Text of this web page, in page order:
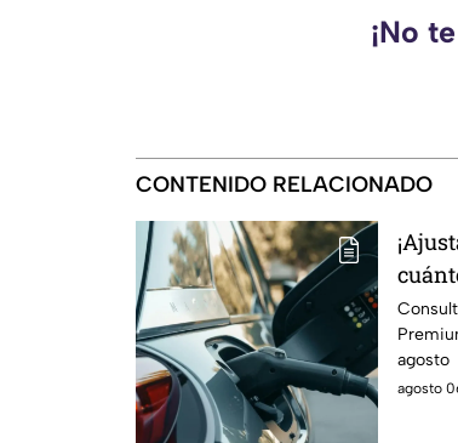
¡No
CONTENIDO RELACIONADO
agosto
agosto